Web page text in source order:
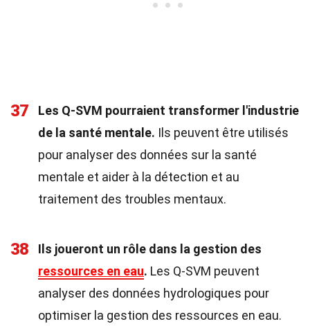
37
Les Q-SVM pourraient transformer l'industrie
de la santé mentale. Ils peuvent être utilisés
pour analyser des données sur la santé
mentale et aider à la détection et au
traitement des troubles mentaux.
38
Ils joueront un rôle dans la gestion des
ressources en eau. Les Q-SVM peuvent
analyser des données hydrologiques pour
optimiser la gestion des ressources en eau.